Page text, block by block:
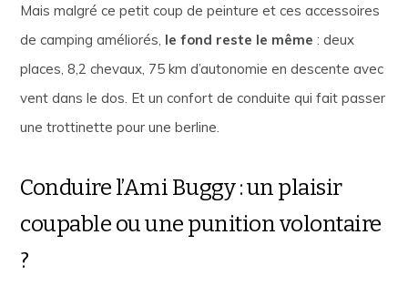
Mais malgré ce petit coup de peinture et ces accessoires
de camping améliorés, le fond reste le même : deux
places, 8,2 chevaux, 75 km d’autonomie en descente avec
vent dans le dos. Et un confort de conduite qui fait passer
une trottinette pour une berline.
Conduire l’Ami Buggy : un plaisir
coupable ou une punition volontaire
?